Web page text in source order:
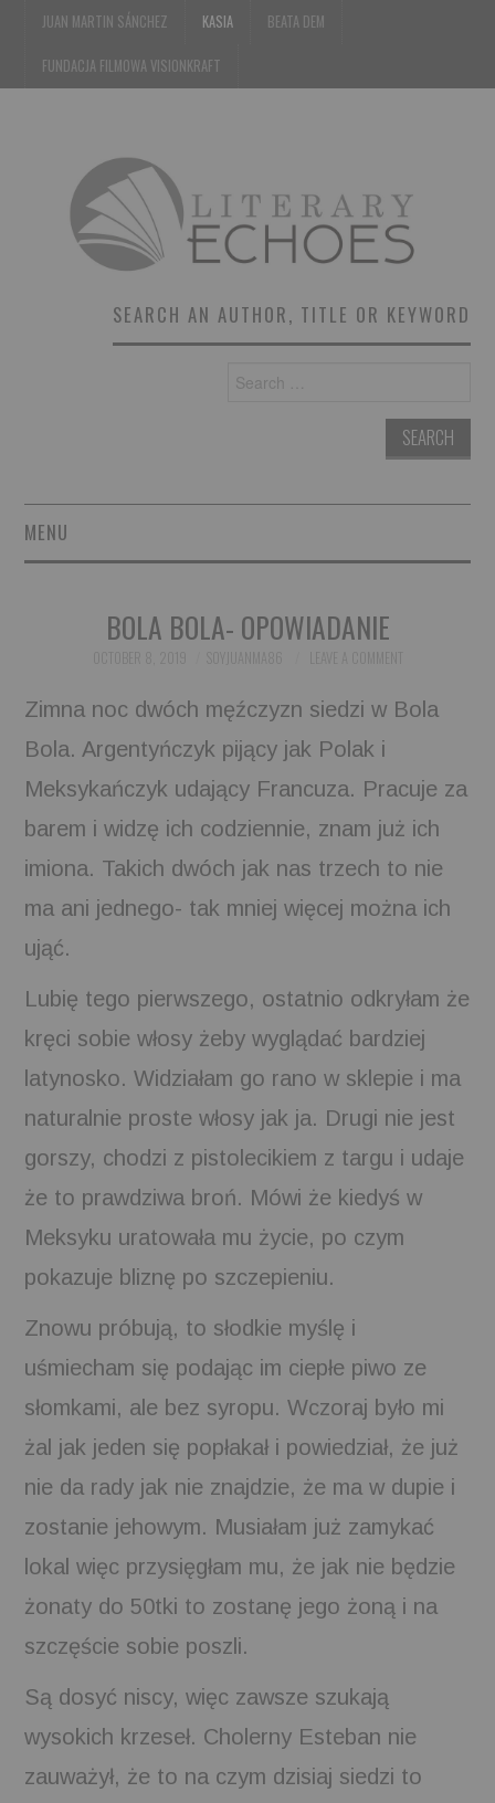
JUAN MARTIN SÁNCHEZ KASIA BEATA DEM
FUNDACJA FILMOWA VISIONKRAFT
SEARCH AN AUTHOR, TITLE OR KEYWORD
for:
MENU
ESSAYS
NOVEL EXCERPTS
MAXIMS AND OTHER
THOUGHTS
BOOKS
FUNDACJA FILMOWA
VISIONKRAFT
BOLA BOLA- OPOWIADANIE
Zimna noc dwóch męźczyzn siedzi w Bola
Bola. Argentyńczyk pijący jak Polak i
Meksykańczyk udający Francuza. Pracuje za
barem i widzę ich codziennie, znam już ich
imiona. Takich dwóch jak nas trzech to nie
ma ani jednego- tak mniej więcej można ich
ująć.
Lubię tego pierwszego, ostatnio odkryłam że
kręci sobie włosy żeby wyglądać bardziej
latynosko. Widziałam go rano w sklepie i ma
naturalnie proste włosy jak ja. Drugi nie jest
gorszy, chodzi z pistolecikiem z targu i udaje
że to prawdziwa broń. Mówi że kiedyś w
Meksyku uratowała mu życie, po czym
pokazuje bliznę po szczepieniu.
Znowu próbują, to słodkie myślę i
uśmiecham się podając im ciepłe piwo ze
słomkami, ale bez syropu. Wczoraj było mi
żal jak jeden się popłakał i powiedział, że już
nie da rady jak nie znajdzie, że ma w dupie i
zostanie jehowym. Musiałam już zamykać
lokal więc przysięgłam mu, że jak nie będzie
żonaty do 50tki to zostanę jego żoną i na
szczęście sobie poszli.
Są dosyć niscy, więc zawsze szukają
wysokich krzeseł. Cholerny Esteban nie
zauważył, że to na czym dzisiaj siedzi to